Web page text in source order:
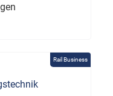
Rail Business